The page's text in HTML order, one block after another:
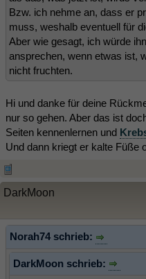
Bzw. ich nehme an, dass er
muss, weshalb eventuell für
Aber wie gesagt, ich würde
ansprechen, wenn etwas ist,
nicht fruchten.
Hi und danke für deine
nur so gehen. Aber das ist
Seiten kennenlernen und
Und dann kriegt er kalte Füße
DarkMoon
Norah74 schrieb:
DarkMoon schrieb: